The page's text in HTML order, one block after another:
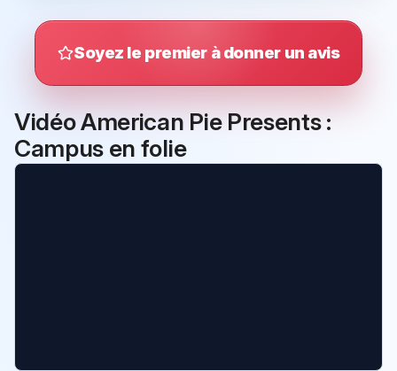
Soyez le premier à donner un avis
Vidéo American Pie Presents :
Campus en folie